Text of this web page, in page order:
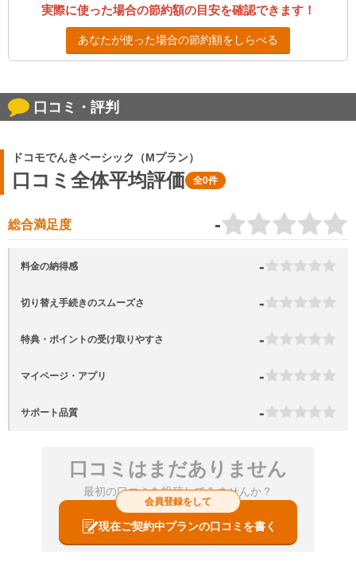
実際に使った場合の節約額の目安を確認できます！
あなたが使った場合の節約額をしらべる
口コミ・評判
ドコモでんきベーシック（Mプラン）
口コミ全体平均評価 全0件
総合満足度 -
料金の納得感 -
切り替え手続きのスムーズさ -
特典・ポイントの受け取りやすさ -
マイページ・アプリ -
サポート品質 -
口コミはまだありません
最初の口コミを投稿してみませんか？
会員登録をして
現在ご契約中プランの口コミを書く